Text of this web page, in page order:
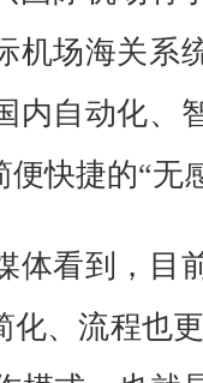
机场海关系
内自动化、
快捷的“无
体看到，目
化、流程也